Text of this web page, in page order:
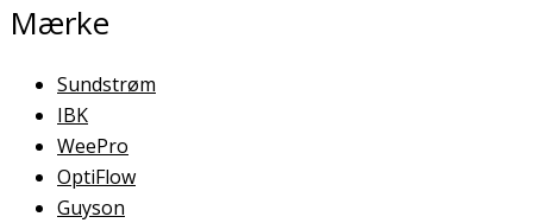
Mærke
Sundstrøm
IBK
WeePro
OptiFlow
Guyson